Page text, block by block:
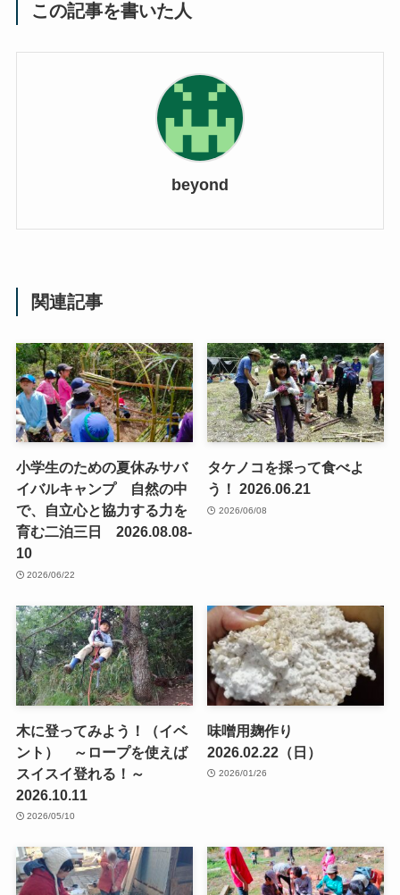
この記事を書いた人
beyond
関連記事
小学生のための夏休みサバ
イバルキャンプ 自然の中
で、自立心と協力する力を
育む二泊三日 2026.08.08-
10
2026/06/22
タケノコを採って食べよ
う！ 2026.06.21
2026/06/08
木に登ってみよう！（イベ
ント） ～ロープを使えば
スイスイ登れる！～
2026.10.11
2026/05/10
味噌用麹作り
2026.02.22（日）
2026/01/26